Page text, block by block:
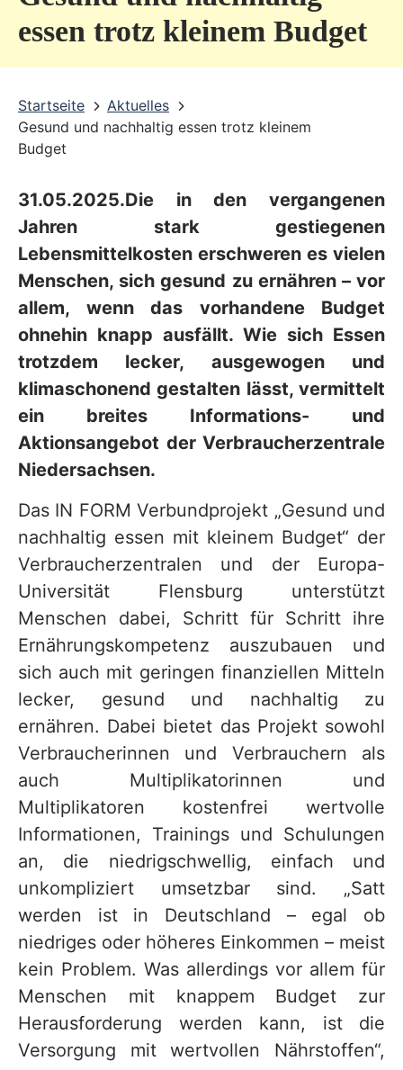
essen trotz kleinem Budget
Startseite
Aktuelles
Gesund und nachhaltig essen trotz kleinem
Budget
31.05.2025.Die in den vergangenen
Jahren stark gestiegenen
Lebensmittelkosten erschweren es vielen
Menschen, sich gesund zu ernähren – vor
allem, wenn das vorhandene Budget
ohnehin knapp ausfällt. Wie sich Essen
trotzdem lecker, ausgewogen und
klimaschonend gestalten lässt, vermittelt
ein breites Informations- und
Aktionsangebot der Verbraucherzentrale
Niedersachsen.
Das IN FORM Verbundprojekt „Gesund und
nachhaltig essen mit kleinem Budget“ der
Verbraucherzentralen und der Europa-
Universität Flensburg unterstützt
Menschen dabei, Schritt für Schritt ihre
Ernährungskompetenz auszubauen und
sich auch mit geringen finanziellen Mitteln
lecker, gesund und nachhaltig zu
ernähren. Dabei bietet das Projekt sowohl
Verbraucherinnen und Verbrauchern als
auch Multiplikatorinnen und
Multiplikatoren kostenfrei wertvolle
Informationen, Trainings und Schulungen
an, die niedrigschwellig, einfach und
unkompliziert umsetzbar sind. „Satt
werden ist in Deutschland – egal ob
niedriges oder höheres Einkommen – meist
kein Problem. Was allerdings vor allem für
Menschen mit knappem Budget zur
Herausforderung werden kann, ist die
Versorgung mit wertvollen Nährstoffen“,